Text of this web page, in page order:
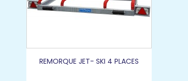
REMORQUE JET- SKI 4 PLACES